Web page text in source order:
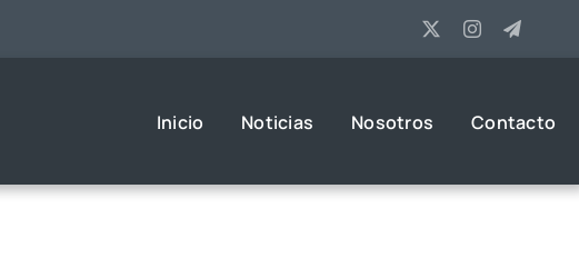
Inicio Noticias Nosotros Contacto